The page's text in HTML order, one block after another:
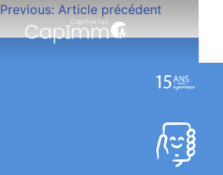
Navigation
de
Previous: Article précédent